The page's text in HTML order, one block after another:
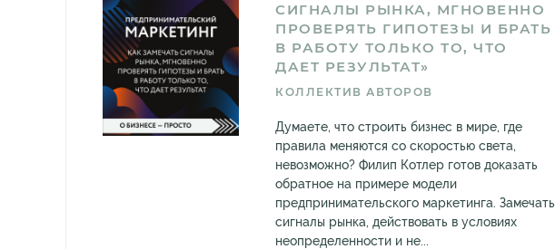
СИГНАЛЫ РЫНКА, МГНОВЕННО
ПРОВЕРЯТЬ ГИПОТЕЗЫ И БРАТЬ
В РАБОТУ ТОЛЬКО ТО, ЧТО
ДАЕТ РЕЗУЛЬТАТ»
КОЛЛЕКТИВ АВТОРОВ
Думаете, что строить бизнес в мире, где
правила меняются со скоростью света,
невозможно? Филип Котлер готов доказать
обратное на примере модели
предпринимательского маркетинга. Замечать
сигналы рынка, действовать в условиях
неопределенности и не...